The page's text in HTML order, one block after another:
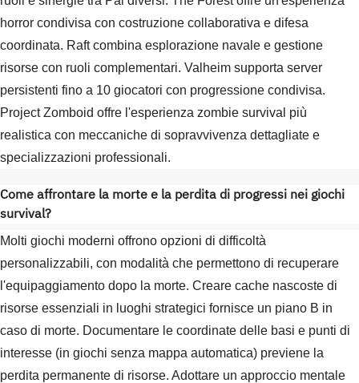
horror condivisa con costruzione collaborativa e difesa
coordinata. Raft combina esplorazione navale e gestione
risorse con ruoli complementari. Valheim supporta server
persistenti fino a 10 giocatori con progressione condivisa.
Project Zomboid offre l'esperienza zombie survival più
realistica con meccaniche di sopravvivenza dettagliate e
specializzazioni professionali.
Come affrontare la morte e la perdita di progressi nei giochi
survival?
Molti giochi moderni offrono opzioni di difficoltà
personalizzabili, con modalità che permettono di recuperare
l'equipaggiamento dopo la morte. Creare cache nascoste di
risorse essenziali in luoghi strategici fornisce un piano B in
caso di morte. Documentare le coordinate delle basi e punti di
interesse (in giochi senza mappa automatica) previene la
perdita permanente di risorse. Adottare un approccio mentale